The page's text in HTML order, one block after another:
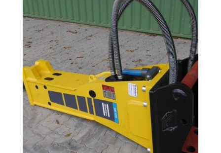
Fahrzeuge
Stromerzeuger
Vibrationstechnik
Kommunaltechnik
Anbaugeräte
Sonstiges
Sonderaktionen